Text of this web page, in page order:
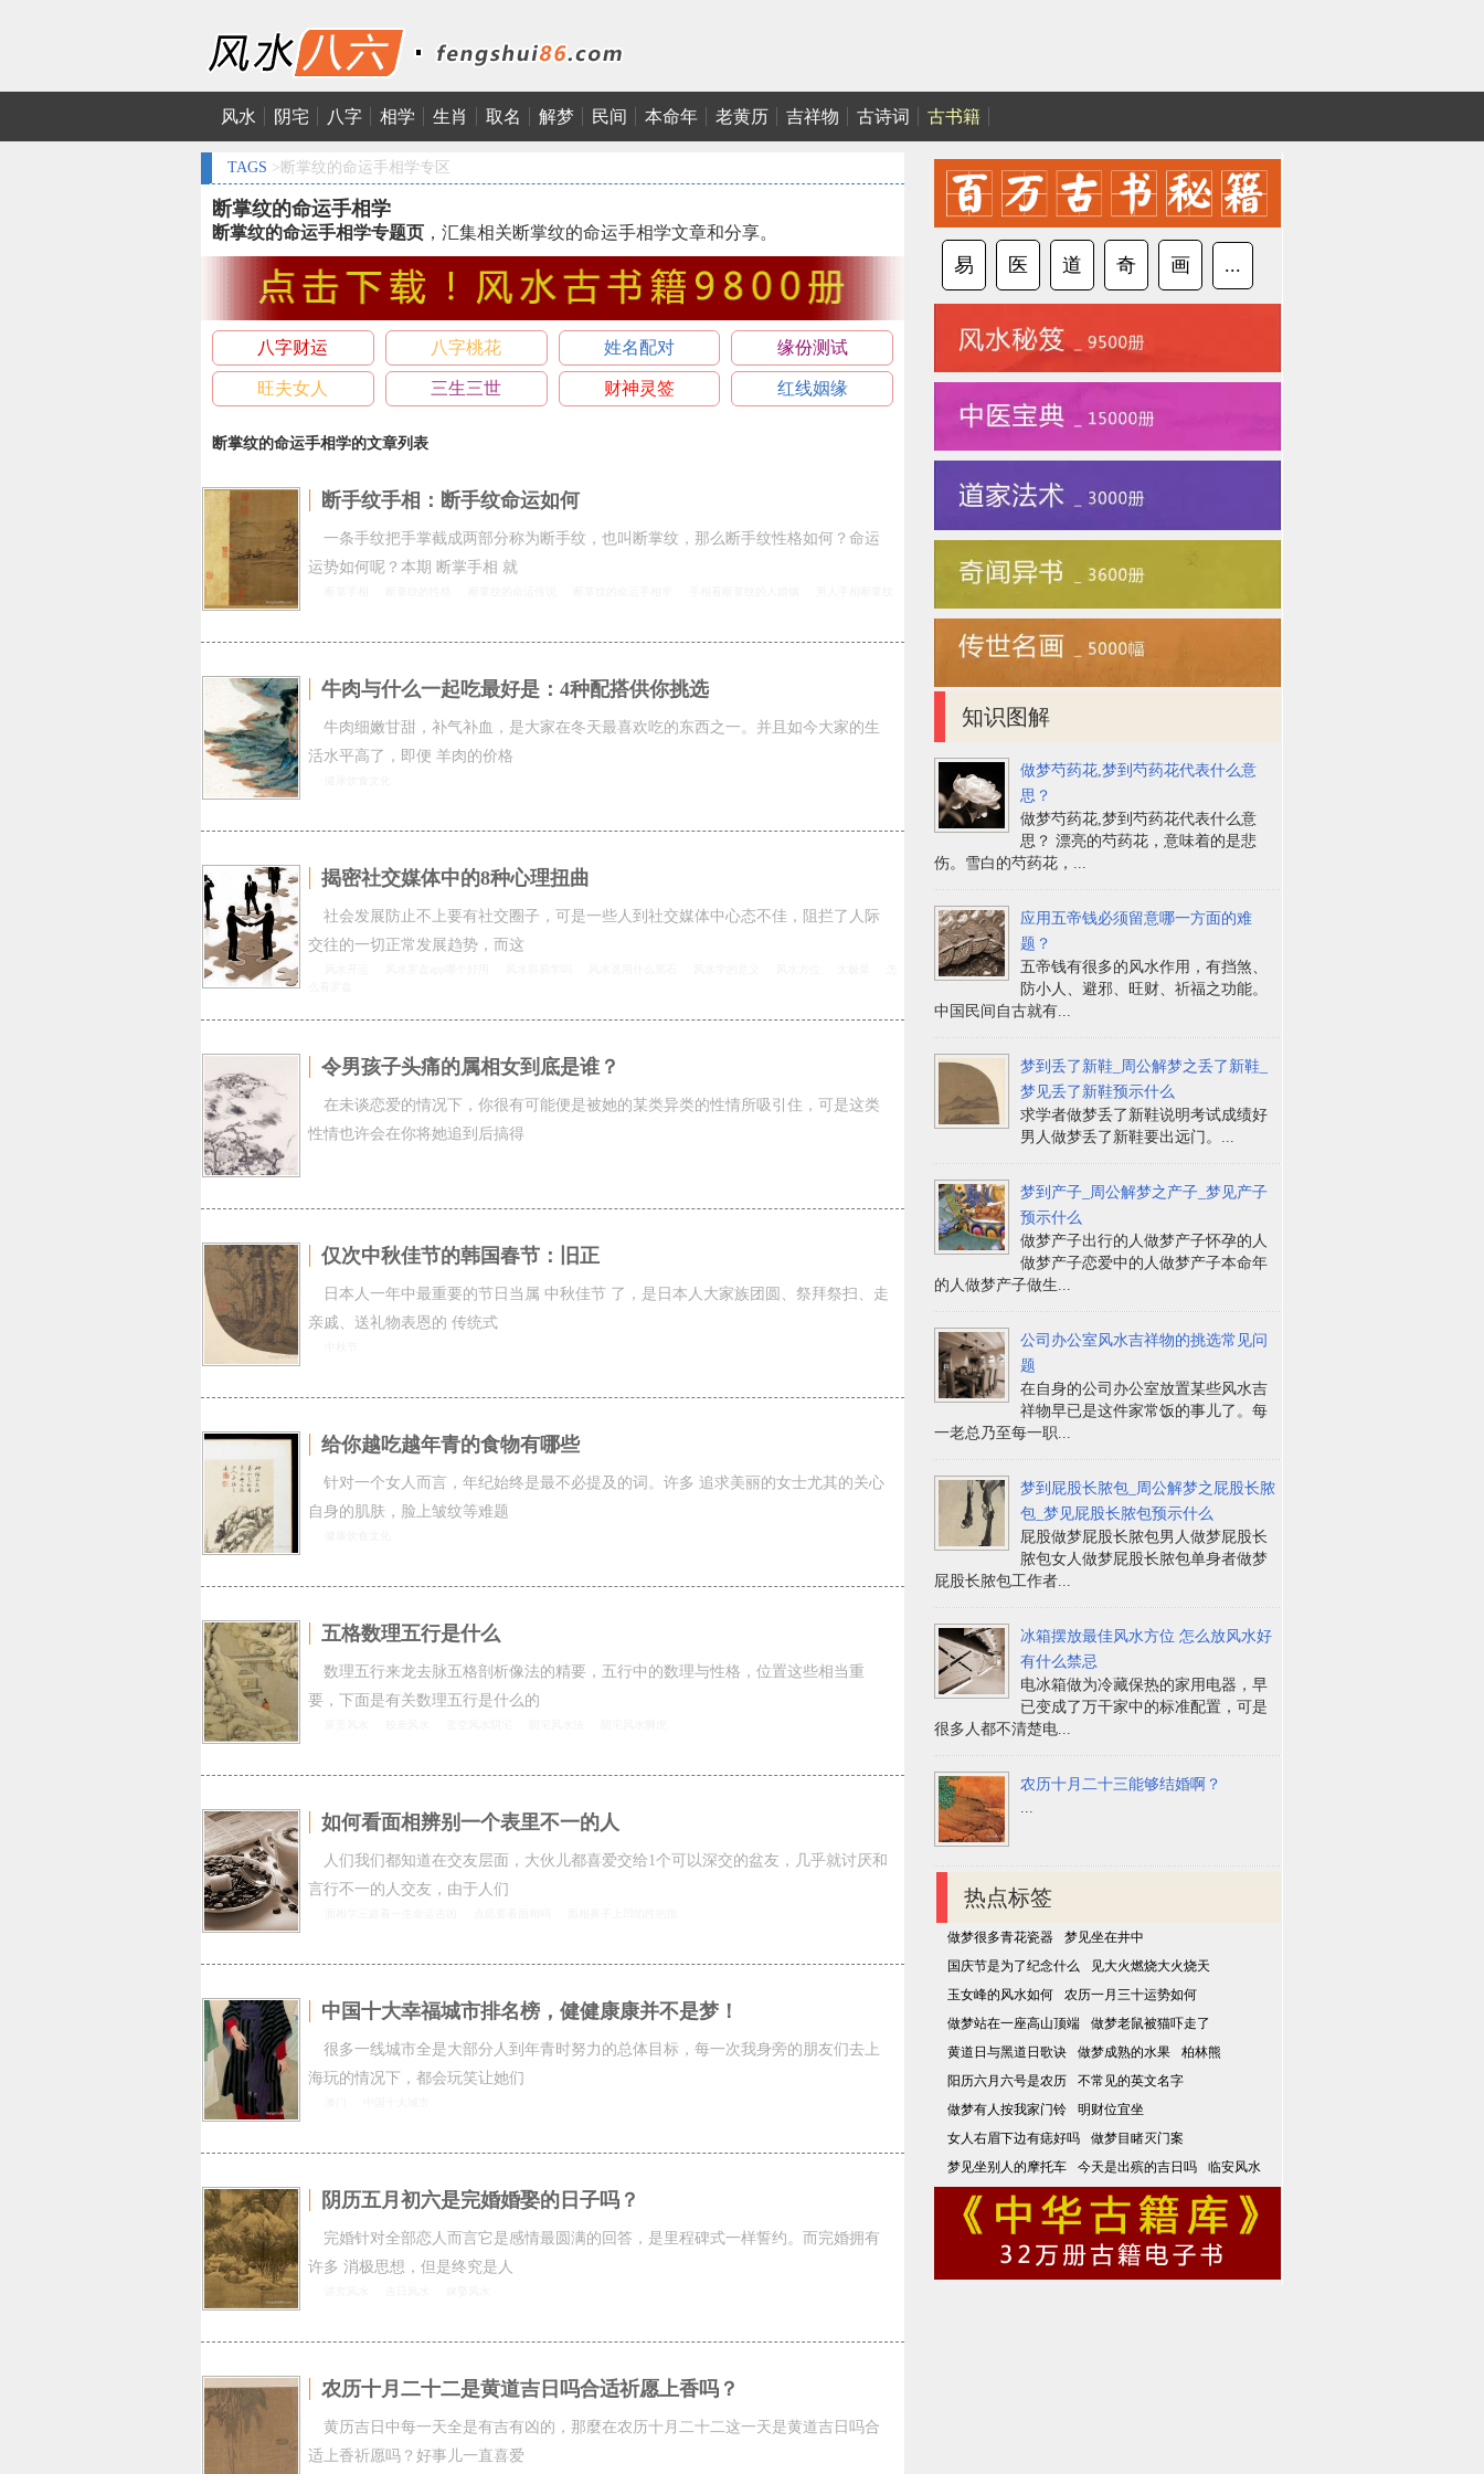
风水 阴宅 八字 相学 生肖 取名 解梦 民间 本命年 老黄历 吉祥物 古诗词 古书籍
TAGS >断掌纹的命运手相学专区
断掌纹的命运手相学
断掌纹的命运手相学专题页 ，汇集相关断掌纹的命运手相学文章和分享。
八字财运 八字桃花 姓名配对 缘份测试
旺夫女人 三生三世 财神灵签 红线姻缘
断掌纹的命运手相学的文章列表
断手纹手相：断手纹命运如何
一条手纹把手掌截成两部分称为断手纹，也叫断掌纹，那么断手纹性格如何？命运
运势如何呢？本期 断掌手相 就
牛肉与什么一起吃最好是：4种配搭供你挑选
牛肉细嫩甘甜，补气补血，是大家在冬天最喜欢吃的东西之一。并且如今大家的生
活水平高了，即便 羊肉的价格
揭密社交媒体中的8种心理扭曲
社会发展防止不上要有社交圈子，可是一些人到社交媒体中心态不佳，阻拦了人际
交往的一切正常发展趋势，而这
令男孩子头痛的属相女到底是谁？
在未谈恋爱的情况下，你很有可能便是被她的某类异类的性情所吸引住，可是这类
性情也许会在你将她追到后搞得
仅次中秋佳节的韩国春节：旧正
日本人一年中最重要的节日当属 中秋佳节 了，是日本人大家族团圆、祭拜祭扫、走
亲戚、送礼物表恩的 传统式
给你越吃越年青的食物有哪些
针对一个女人而言，年纪始终是最不必提及的词。许多 追求美丽的女士尤其的关心
自身的肌肤，脸上皱纹等难题
五格数理五行是什么
数理五行来龙去脉五格剖析像法的精要，五行中的数理与性格，位置这些相当重
要，下面是有关数理五行是什么的
如何看面相辨别一个表里不一的人
人们我们都知道在交友层面，大伙儿都喜爱交给1个可以深交的盆友，几乎就讨厌和
言行不一的人交友，由于人们
中国十大幸福城市排名榜，健健康康并不是梦！
很多一线城市全是大部分人到年青时努力的总体目标，每一次我身旁的朋友们去上
海玩的情况下，都会玩笑让她们
阴历五月初六是完婚婚娶的日子吗？
完婚针对全部恋人而言它是感情最圆满的回答，是里程碑式一样誓约。而完婚拥有
许多 消极思想，但是终究是人
农历十月二十二是黄道吉日吗合适祈愿上香吗？
黄历吉日中每一天全是有吉有凶的，那麼在农历十月二十二这一天是黄道吉日吗合
适上香祈愿吗？好事儿一直喜爱
易 医 道 奇 画 ...
知识图解
做梦芍药花,梦到芍药花代表什么意
思？
做梦芍药花,梦到芍药花代表什么意
思？ 漂亮的芍药花，意味着的是悲
伤。雪白的芍药花，...
应用五帝钱必须留意哪一方面的难
题？
五帝钱有很多的风水作用，有挡煞、
防小人、避邪、旺财、祈福之功能。
中国民间自古就有...
梦到丢了新鞋_周公解梦之丢了新鞋_
梦见丢了新鞋预示什么
求学者做梦丢了新鞋说明考试成绩好
男人做梦丢了新鞋要出远门。...
梦到产子_周公解梦之产子_梦见产子
预示什么
做梦产子出行的人做梦产子怀孕的人
做梦产子恋爱中的人做梦产子本命年
的人做梦产子做生...
公司办公室风水吉祥物的挑选常见问
题
在自身的公司办公室放置某些风水吉
祥物早已是这件家常饭的事儿了。每
一老总乃至每一职...
梦到屁股长脓包_周公解梦之屁股长脓
包_梦见屁股长脓包预示什么
屁股做梦屁股长脓包男人做梦屁股长
脓包女人做梦屁股长脓包单身者做梦
屁股长脓包工作者...
冰箱摆放最佳风水方位 怎么放风水好
有什么禁忌
电冰箱做为冷藏保热的家用电器，早
已变成了万干家中的标准配置，可是
很多人都不清楚电...
农历十月二十三能够结婚啊？
热点标签
做梦很多青花瓷器
梦见坐在井中
国庆节是为了纪念什么
见大火燃烧大火烧天
玉女峰的风水如何
农历一月三十运势如何
做梦站在一座高山顶端
做梦老鼠被猫吓走了
黄道日与黑道日歌诀
做梦成熟的水果
柏林熊
阳历六月六号是农历
不常见的英文名字
做梦有人按我家门铃
明财位宜坐
女人右眉下边有痣好吗
做梦目睹灭门案
梦见坐别人的摩托车
今天是出殡的吉日吗 临安风水